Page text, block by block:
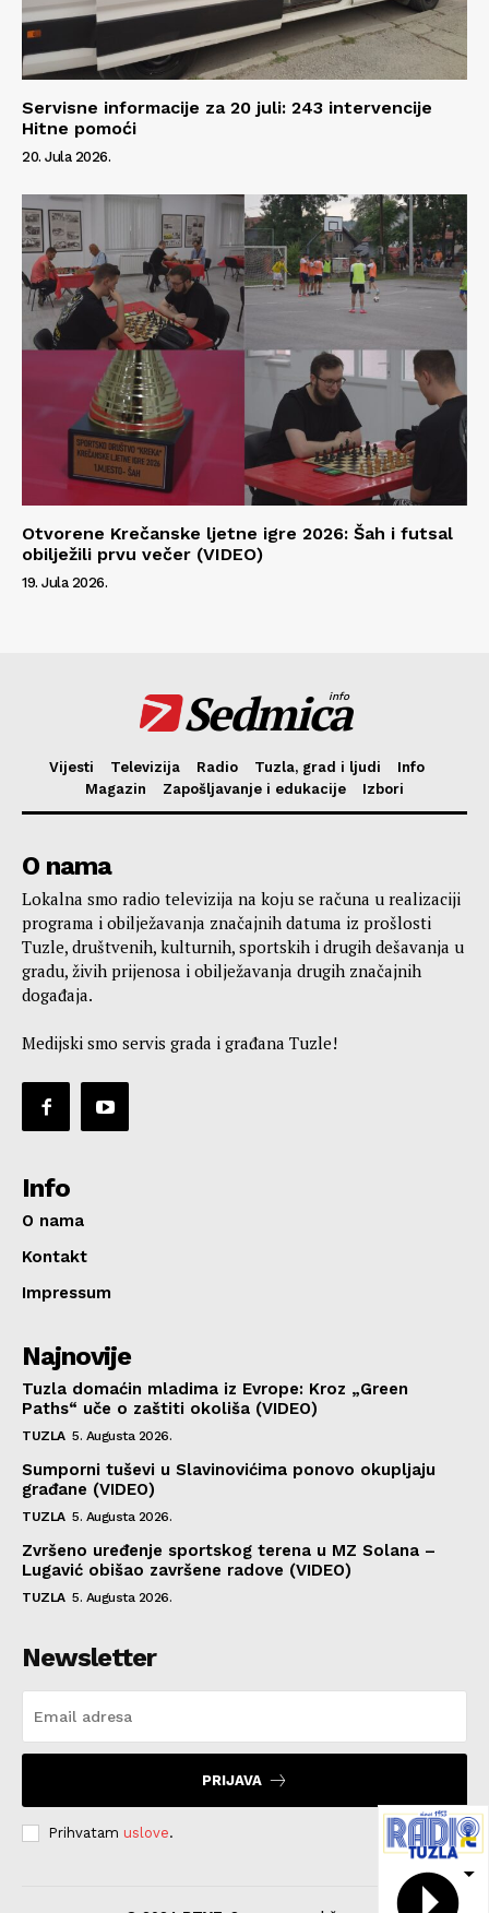
Servisne informacije za 20 juli: 243 intervencije
Hitne pomoći
20. Jula 2026.
Otvorene Krečanske ljetne igre 2026: Šah i futsal
obilježili prvu večer (VIDEO)
19. Jula 2026.
Sedmica
info
Vijesti Televizija Radio Tuzla, grad i ljudi
Info
Magazin
Zapošljavanje i edukacije Izbori
O nama
Lokalna smo radio televizija na koju se računa u realizaciji
programa i obilježavanja značajnih datuma iz prošlosti
Tuzle, društvenih, kulturnih, sportskih i drugih dešavanja u
gradu, živih prijenosa i obilježavanja drugih značajnih
događaja.
Medijski smo servis grada i građana Tuzle!
Info
O nama
Kontakt
Impressum
Najnovije
Tuzla domaćin mladima iz Evrope: Kroz „Green
Paths“ uče o zaštiti okoliša (VIDEO)
TUZLA 5. Augusta 2026.
Sumporni tuševi u Slavinovićima ponovo okupljaju
građane (VIDEO)
TUZLA 5. Augusta 2026.
Zvršeno uređenje sportskog terena u MZ Solana –
Lugavić obišao završene radove (VIDEO)
TUZLA 5. Augusta 2026.
Newsletter
PRIJAVA
Prihvatam uslove.